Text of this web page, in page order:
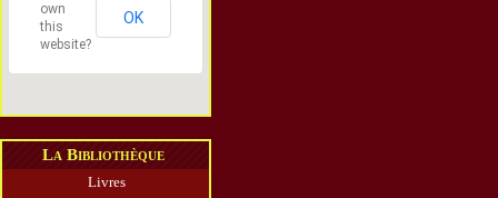
own
this
website?
OK
La Bibliothèque
Livres